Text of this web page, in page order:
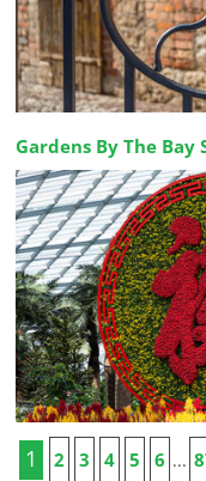
Gardens By The Bay
1 2 3 4 5 6 ...